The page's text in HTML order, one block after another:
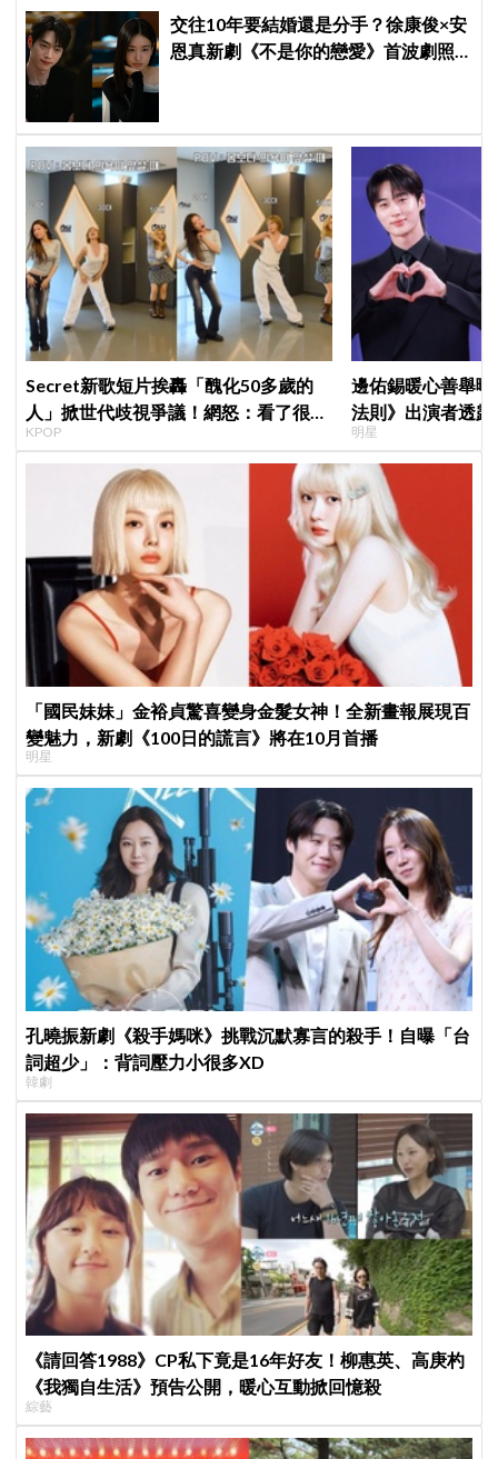
交往10年要結婚還是分手？徐康俊×安
恩真新劇《不是你的戀愛》首波劇照
Secret新歌短片挨轟「醜化50多歲的
人」掀世代歧視爭議！網怒：看了很不
舒服
KPOP
邊佑錫暖心善舉
法則》出演者透
患者順利完成治療
明星
「國民妹妹」金裕貞驚喜變身金髮女神！全新畫報展現百
變魅力，新劇《100日的謊言》將在10月首播
明星
孔曉振新劇《殺手媽咪》挑戰沉默寡言的殺手！自曝「台
詞超少」：背詞壓力小很多XD
韓劇
《請回答1988》CP私下竟是16年好友！柳惠英、高庚杓
《我獨自生活》預告公開，暖心互動掀回憶殺
綜藝